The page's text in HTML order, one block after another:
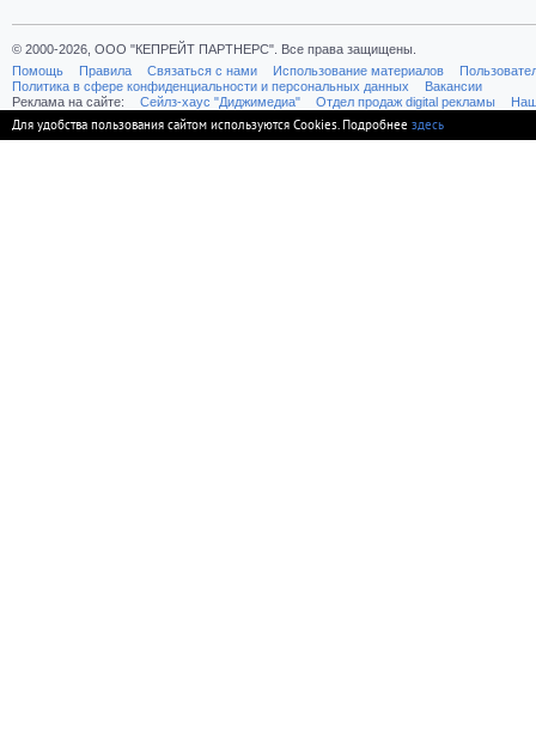
© 2000-2026, ООО "КЕПРЕЙТ ПАРТНЕРС". Все права защищены.
Помощь
Правила Связаться с нами Использование материалов
Политика в сфере конфиденциальности и персональных данных
Вакансии
Реклама на сайте:
Cейлз-хаус "Диджимедиа" Отдел продаж digital рекламы
Для удобства пользования сайтом используются Cookies. Подробнее здесь